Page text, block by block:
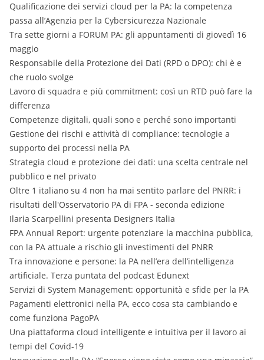
Qualificazione dei servizi cloud per la PA: la competenza
passa all’Agenzia per la Cybersicurezza Nazionale
Tra sette giorni a FORUM PA: gli appuntamenti di giovedì 16
maggio
Responsabile della Protezione dei Dati (RPD o DPO): chi è e
che ruolo svolge
Lavoro di squadra e più commitment: così un RTD può fare la
differenza
Competenze digitali, quali sono e perché sono importanti
Gestione dei rischi e attività di compliance: tecnologie a
supporto dei processi nella PA
Strategia cloud e protezione dei dati: una scelta centrale nel
pubblico e nel privato
Oltre 1 italiano su 4 non ha mai sentito parlare del PNRR: i
risultati dell'Osservatorio PA di FPA - seconda edizione
Ilaria Scarpellini presenta Designers Italia
FPA Annual Report: urgente potenziare la macchina pubblica,
con la PA attuale a rischio gli investimenti del PNRR
Tra innovazione e persone: la PA nell’era dell’intelligenza
artificiale. Terza puntata del podcast Edunext
Servizi di System Management: opportunità e sfide per la PA
Pagamenti elettronici nella PA, ecco cosa sta cambiando e
come funziona PagoPA
Una piattaforma cloud intelligente e intuitiva per il lavoro ai
tempi del Covid-19